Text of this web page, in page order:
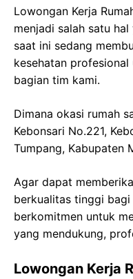
Lowongan Kerja
menjadi salah satu
saat ini sedang
kesehatan
bagian tim kami.
Dimana okasi rumah
Kebonsari No.221,
Tumpang, Kabupaten
Agar dapat
berkualitas tinggi
berkomitmen untuk
yang mendukung,
Lowongan Kerja